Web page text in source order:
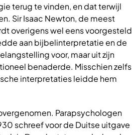
terug te vinden, en dat terwijl
Sir Isaac Newton, de meest
overigens wel eens voorgesteld
aan bijbelinterpretatie en de
voor, maar uit zijn
benaderde. Misschien zelfs
interpretaties leidde hem
Parapsychologen
schreef voor de Duitse uitgave